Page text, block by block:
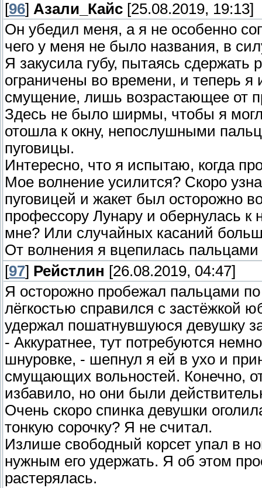
[96] Азали_Кайс [25.08.2019, 19:13]
Он убедил меня, а я не особенно
чего у меня не было названия, в
Я закусила губу, пытаясь
ограничены во времени, и теперь
смущение, лишь возрастающее от
Здесь не было ширмы, чтобы я
отошла к окну, непослушными
пуговицы.
Интересно, что я испытаю, когда
Мое волнение усилится? Скоро
пуговицей и жакет был осторожно
профессору Лунару и обернулась к
мне? Или случайных касаний
От волнения я вцепилась
[97] Рейстлин [26.08.2019, 04:47]
Я осторожно пробежал пальцами
лёгкостью справился с застёжкой
удержал пошатнувшуюся девушку
- Аккуратнее, тут потребуются
шнуровке, - шепнул я ей в ухо и
смущающих вольностей. Конечно,
избавило, но они были
Очень скоро спинка девушки
тонкую сорочку? Я не считал.
Излише свободный корсет упал в
нужным его удержать. Я об этом
растерялась.